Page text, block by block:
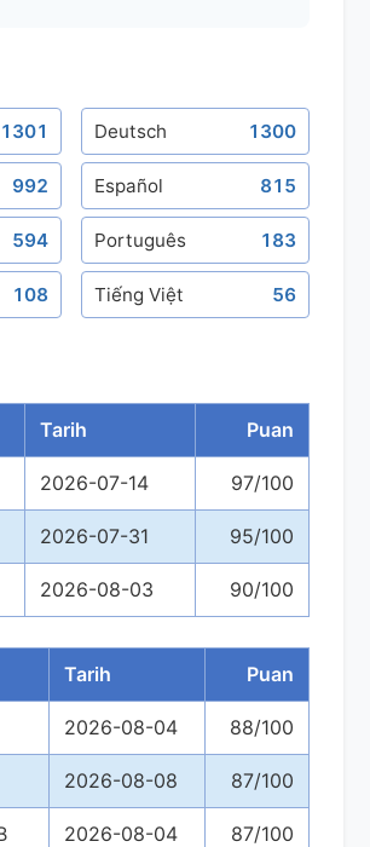
1301 Deutsch 1300
992 Español 815
594 Português 183
108 Tiếng Việt 56
Tarih Puan
2026-07-14 97/100
2026-07-31 95/100
2026-08-03 90/100
Tarih Puan
2026-08-04 88/100
2026-08-08 87/100
2026-08-04 87/100